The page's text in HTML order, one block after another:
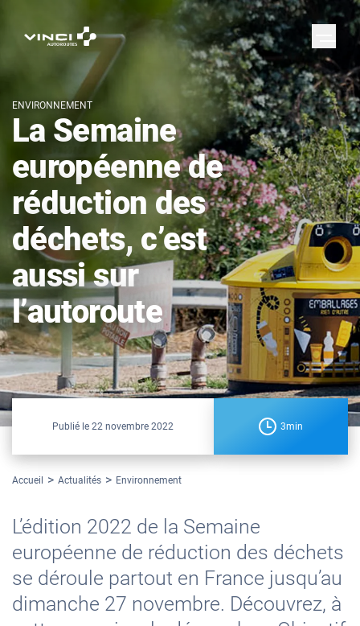
ENVIRONNEMENT
La Semaine
européenne de
réduction des
déchets, c’est
aussi sur
l’autoroute
Publié le 22 novembre 2022 3min
Accueil Actualités Environnement
L’édition 2022 de la Semaine
européenne de réduction des déchets
se déroule partout en France jusqu’au
dimanche 27 novembre. Découvrez, à